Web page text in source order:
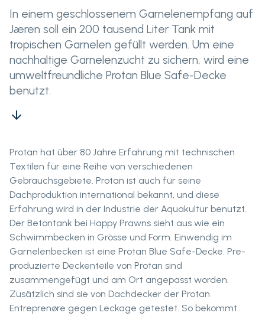
In einem geschlossenem Garnelenempfang auf
Jæren soll ein 200 tausend Liter Tank mit
tropischen Garnelen gefüllt werden. Um eine
nachhaltige Garnelenzucht zu sichern, wird eine
umweltfreundliche Protan Blue Safe-Decke
benutzt.
arrow_downward
Protan hat über 80 Jahre Erfahrung mit technischen
Textilen für eine Reihe von verschiedenen
Gebrauchsgebiete. Protan ist auch für seine
Dachproduktion international bekannt, und diese
Erfahrung wird in der Industrie der Aquakultur benutzt.
Der Betontank bei Happy Prawns sieht aus wie ein
Schwimmbecken in Grösse und Form. Einwendig im
Garnelenbecken ist eine Protan Blue Safe-Decke. Pre-
produzierte Deckenteile von Protan sind
zusammengefügt und am Ort angepasst worden.
Zusätzlich sind sie von Dachdecker der Protan
Entreprenøre gegen Leckage getestet. So bekommt